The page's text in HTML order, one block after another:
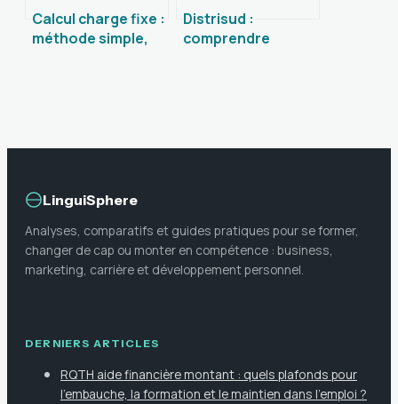
Calcul charge fixe :
méthode simple,
Distrisud :
comprendre
LinguiSphere
Analyses, comparatifs et guides pratiques pour se former,
changer de cap ou monter en compétence : business,
marketing, carrière et développement personnel.
DERNIERS ARTICLES
RQTH aide financière montant : quels plafonds pour
l’embauche, la formation et le maintien dans l’emploi ?